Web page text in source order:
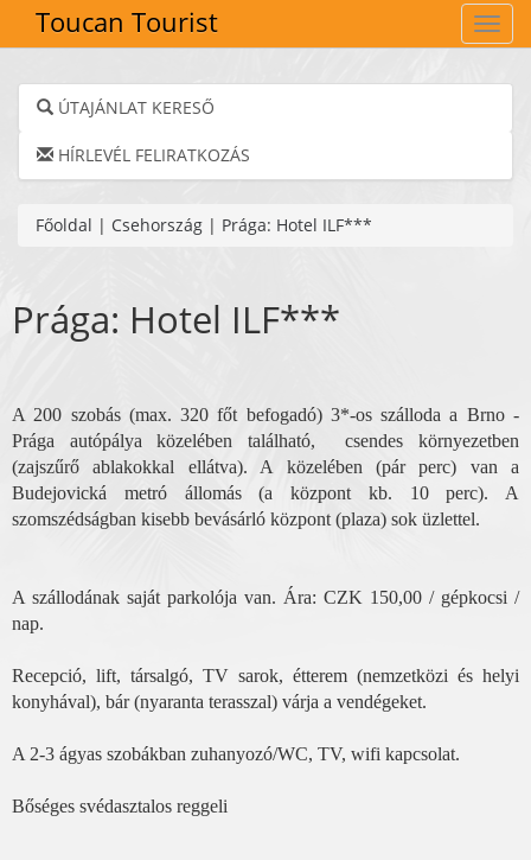
Toucan Tourist
ÚTAJÁNLAT KERESŐ
HÍRLEVÉL FELIRATKOZÁS
Főoldal | Csehország | Prága: Hotel ILF***
Prága: Hotel ILF***
A 200 szobás (max. 320 főt befogadó) 3*-os szálloda a Brno -
Prága autópálya közelében található, csendes környezetben
(zajszűrő ablakokkal ellátva). A közelében (pár perc) van a
Budejovická metró állomás (a központ kb. 10 perc). A
szomszédságban kisebb bevásárló központ (plaza) sok üzlettel.
A szállodának saját parkolója van. Ára: CZK 150,00 / gépkocsi /
nap.
Recepció, lift, társalgó, TV sarok, étterem (nemzetközi és helyi
konyhával), bár (nyaranta terasszal) várja a vendégeket.
A 2-3 ágyas szobákban zuhanyozó/WC, TV, wifi kapcsolat.
Bőséges svédasztalos reggeli